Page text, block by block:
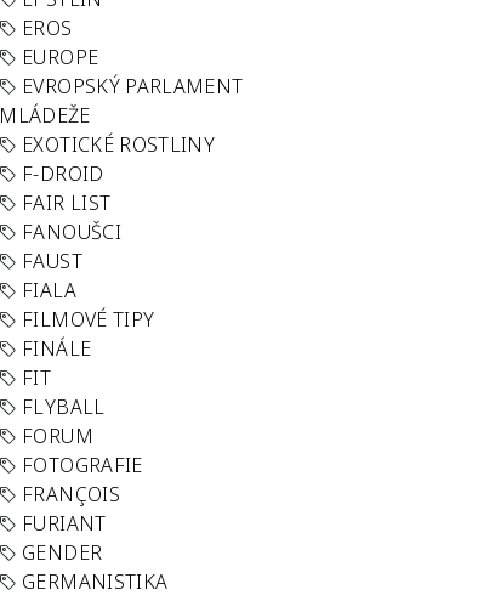
EROS
EUROPE
EVROPSKÝ PARLAMENT
MLÁDEŽE
EXOTICKÉ ROSTLINY
F-DROID
FAIR LIST
FANOUŠCI
FAUST
FIALA
FILMOVÉ TIPY
FINÁLE
FIT
FLYBALL
FORUM
FOTOGRAFIE
FRANÇOIS
FURIANT
GENDER
GERMANISTIKA